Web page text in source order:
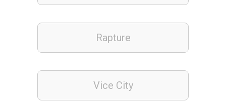
Rapture
Vice City